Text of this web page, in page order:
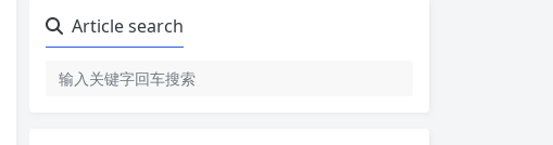
Article search